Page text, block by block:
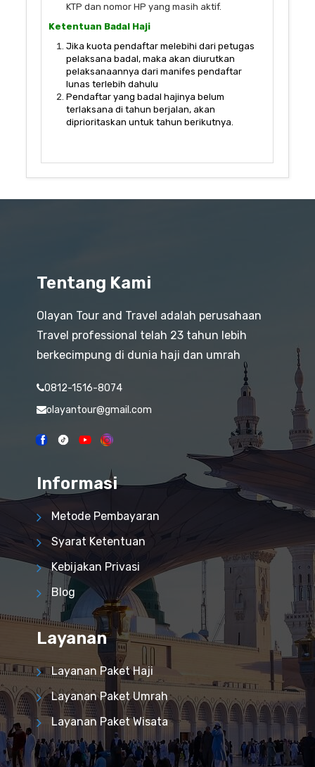
KTP dan nomor HP yang masih aktif.
Ketentuan Badal Haji
Jika kuota pendaftar melebihi dari petugas
pelaksana badal, maka akan diurutkan
pelaksanaannya dari manifes pendaftar
lunas terlebih dahulu
Pendaftar yang badal hajinya belum
terlaksana di tahun berjalan, akan
diprioritaskan untuk tahun berikutnya.
Tentang Kami
Olayan Tour and Travel adalah perusahaan
Travel professional telah 23 tahun lebih
berkecimpung di dunia haji dan umrah
0812-1516-8074
olayantour@gmail.com
Informasi
Metode Pembayaran
Syarat Ketentuan
Kebijakan Privasi
Blog
Layanan
Layanan Paket Haji
Layanan Paket Umrah
Layanan Paket Wisata